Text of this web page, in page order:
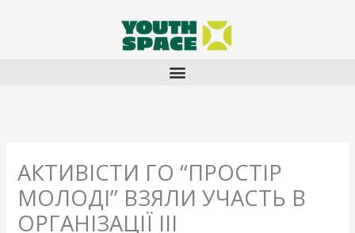
АКТИВІСТИ ГО “ПРОСТІР
МОЛОДІ” ВЗЯЛИ УЧАСТЬ В
ОРГАНІЗАЦІЇ ІІІ